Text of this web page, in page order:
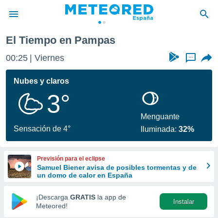
de
por
se
calidad.
a este
las
y
forma
digital
basada
El Tiempo en Pampas
00:25 Viernes ...
Nubes y claros
3°
Sensación de 4°
Menguante
Iluminada:32%
Previsión para el eclipse
Samuel Biener avisa de posibles tormentas y de
un domo de calor en España
¡Descarga GRATIS la app de
Meteored!
Instalar